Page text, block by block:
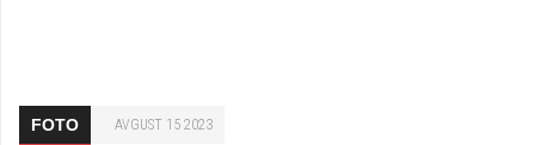
FOTO AVGUST 15 2023